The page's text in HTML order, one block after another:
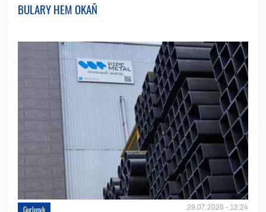
BULARY HEM OKAŇ
Gurluşyk 29.07.2026 - 12:24